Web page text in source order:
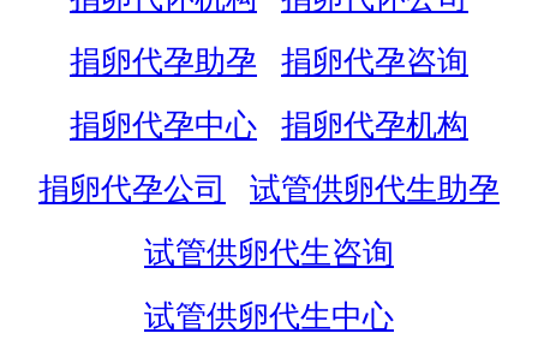
捐卵代孕助孕
捐卵代孕咨询
捐卵代孕中心
捐卵代孕机构
捐卵代孕公司
试管供卵代生助孕
试管供卵代生咨询
试管供卵代生中心